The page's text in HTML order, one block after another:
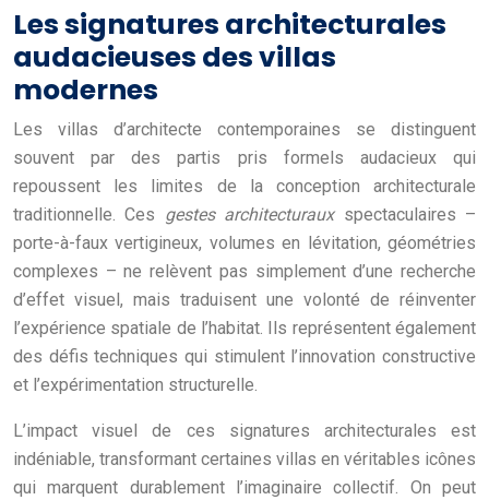
Les signatures architecturales
audacieuses des villas
modernes
Les villas d’architecte contemporaines se distinguent
souvent par des partis pris formels audacieux qui
repoussent les limites de la conception architecturale
traditionnelle. Ces gestes architecturaux spectaculaires –
porte-à-faux vertigineux, volumes en lévitation, géométries
complexes – ne relèvent pas simplement d’une recherche
d’effet visuel, mais traduisent une volonté de réinventer
l’expérience spatiale de l’habitat. Ils représentent également
des défis techniques qui stimulent l’innovation constructive
et l’expérimentation structurelle.
L’impact visuel de ces signatures architecturales est
indéniable, transformant certaines villas en véritables icônes
qui marquent durablement l’imaginaire collectif. On peut